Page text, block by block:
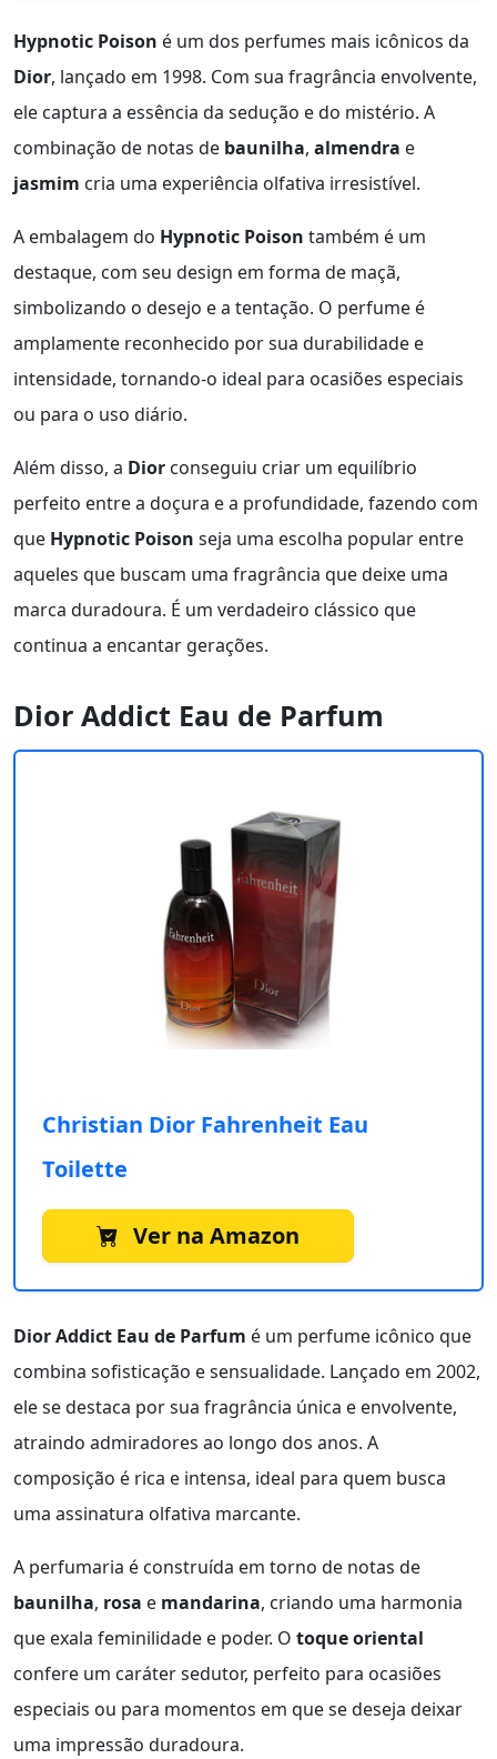
Hypnotic Poison é um dos perfumes mais icônicos da
Dior, lançado em 1998. Com sua fragrância envolvente,
ele captura a essência da sedução e do mistério. A
combinação de notas de baunilha, almendra e
jasmim cria uma experiência olfativa irresistível.
A embalagem do Hypnotic Poison também é um
destaque, com seu design em forma de maçã,
simbolizando o desejo e a tentação. O perfume é
amplamente reconhecido por sua durabilidade e
intensidade, tornando-o ideal para ocasiões especiais
ou para o uso diário.
Além disso, a Dior conseguiu criar um equilíbrio
perfeito entre a doçura e a profundidade, fazendo com
que Hypnotic Poison seja uma escolha popular entre
aqueles que buscam uma fragrância que deixe uma
marca duradoura. É um verdadeiro clássico que
continua a encantar gerações.
Dior Addict Eau de Parfum
Christian Dior Fahrenheit Eau
Toilette
Ver na Amazon
Dior Addict Eau de Parfum é um perfume icônico que
combina sofisticação e sensualidade. Lançado em 2002,
ele se destaca por sua fragrância única e envolvente,
atraindo admiradores ao longo dos anos. A
composição é rica e intensa, ideal para quem busca
uma assinatura olfativa marcante.
A perfumaria é construída em torno de notas de
baunilha, rosa e mandarina, criando uma harmonia
que exala feminilidade e poder. O toque oriental
confere um caráter sedutor, perfeito para ocasiões
especiais ou para momentos em que se deseja deixar
uma impressão duradoura.